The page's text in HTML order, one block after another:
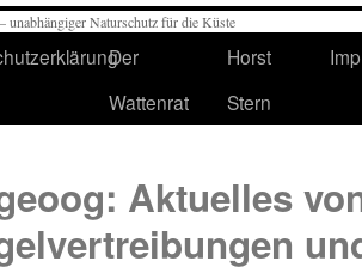
Der
Wattenrat
Horst
Stern
Aktuelles